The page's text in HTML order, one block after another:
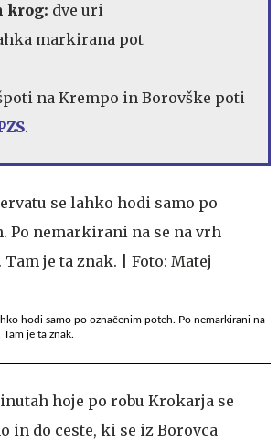
krog: dve uri
markirana pot
na Krempo in Borovške poti
.
hodi samo po označenim poteh. Po nemarkirani na
je ta znak.
hoje po robu Krokarja se
in do ceste, ki se iz Borovca